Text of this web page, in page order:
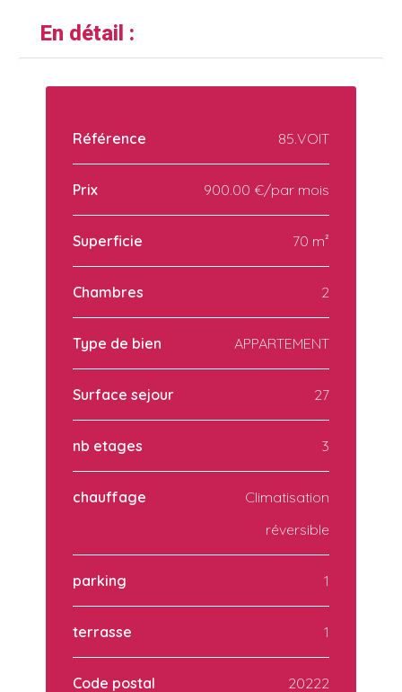
En détail :
Référence 85.VOIT
Prix 900.00 €/par mois
Superficie 70 m²
Chambres 2
Type de bien APPARTEMENT
Surface sejour 27
nb etages 3
chauffage
Climatisation
réversible
parking 1
terrasse 1
Code postal 20222